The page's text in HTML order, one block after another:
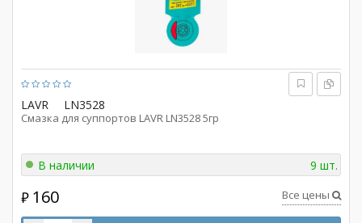
LAVR LN3528
Смазка для суппортов LAVR LN3528 5гр
В наличии 9 шт.
₽ 160 Все цены